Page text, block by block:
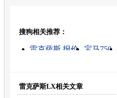
搜狗相关推荐：
雷克萨斯 报价 宝马750
雷克萨斯LX相关文章